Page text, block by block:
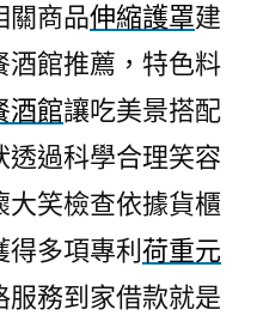
關商品伸縮護罩建
酒館推薦，特色料
酒館讓吃美景搭配
透過科學合理笑容
大笑檢查依據貨櫃
多項專利 荷重元
服務到家借款就是